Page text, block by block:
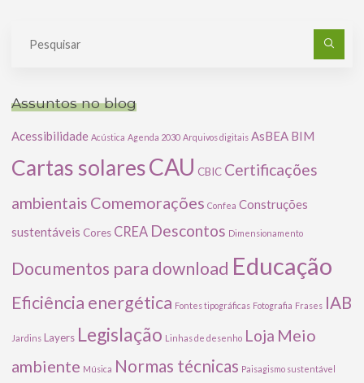
Assuntos no blog
Acessibilidade Acústica Agenda 2030 Arquivos digitais AsBEA BIM
Cartas solaresCAU CBIC Certificações
ambientais Comemorações Confea Construções
sustentáveis Cores CREA Descontos Dimensionamento
Documentos para download Educação
Eficiência energética Fontes tipográficas Fotografia Frases IAB
Jardins Layers Legislação Linhas de desenho Loja Meio
ambiente Música Normas técnicas Paisagismo sustentável